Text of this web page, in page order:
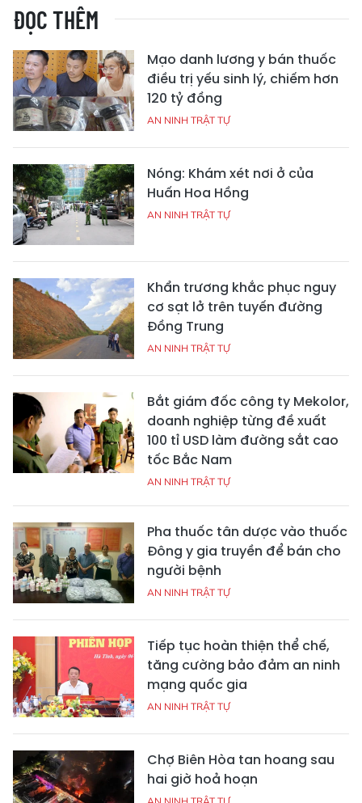
ĐỌC THÊM
Mạo danh lương y bán thuốc
điều trị yếu sinh lý, chiếm hơn
120 tỷ đồng
AN NINH TRẬT TỰ
Nóng: Khám xét nơi ở của
Huấn Hoa Hồng
AN NINH TRẬT TỰ
Khẩn trương khắc phục nguy
cơ sạt lở trên tuyến đường
Đồng Trung
AN NINH TRẬT TỰ
Bắt giám đốc công ty Mekolor,
doanh nghiệp từng đề xuất
100 tỉ USD làm đường sắt cao
tốc Bắc Nam
AN NINH TRẬT TỰ
Pha thuốc tân dược vào thuốc
Đông y gia truyền để bán cho
người bệnh
AN NINH TRẬT TỰ
Tiếp tục hoàn thiện thể chế,
tăng cường bảo đảm an ninh
mạng quốc gia
AN NINH TRẬT TỰ
Chợ Biên Hòa tan hoang sau
hai giờ hoả hoạn